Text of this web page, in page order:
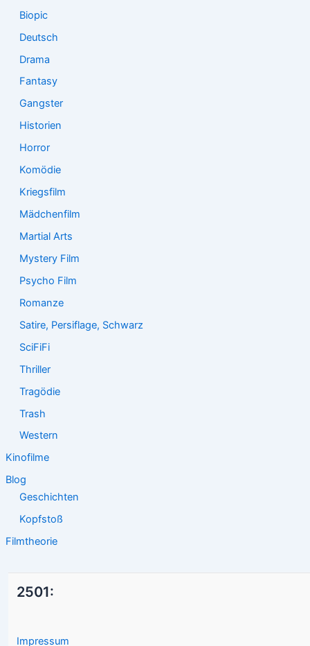
Biopic
Deutsch
Drama
Fantasy
Gangster
Historien
Horror
Komödie
Kriegsfilm
Mädchenfilm
Martial Arts
Mystery Film
Psycho Film
Romanze
Satire, Persiflage, Schwarz
SciFiFi
Thriller
Tragödie
Trash
Western
Kinofilme
Blog
Geschichten
Kopfstoß
Filmtheorie
2501:
Impressum